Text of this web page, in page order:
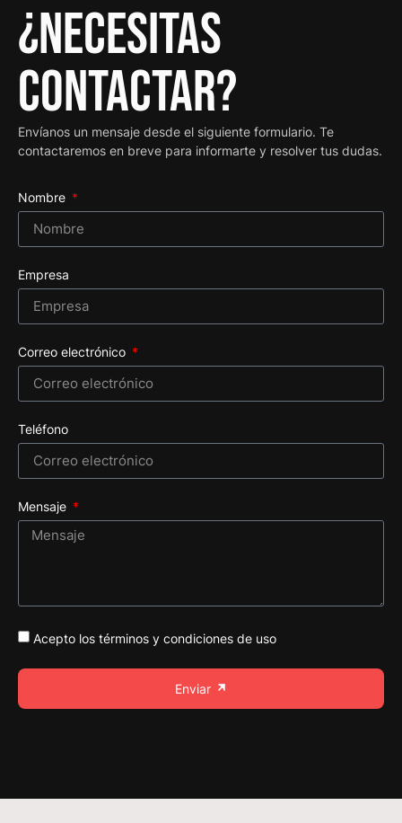
¿Necesitas
contactar?
Envíanos un mensaje desde el siguiente formulario. Te
contactaremos en breve para informarte y resolver tus dudas.
Nombre
Empresa
Correo electrónico
Teléfono
Mensaje
Acepto los términos y condiciones de uso
Enviar